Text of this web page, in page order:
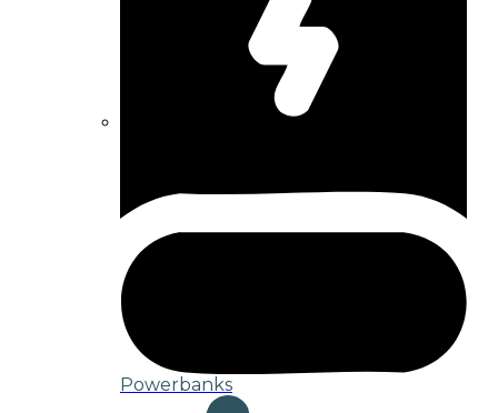
Powerbanks